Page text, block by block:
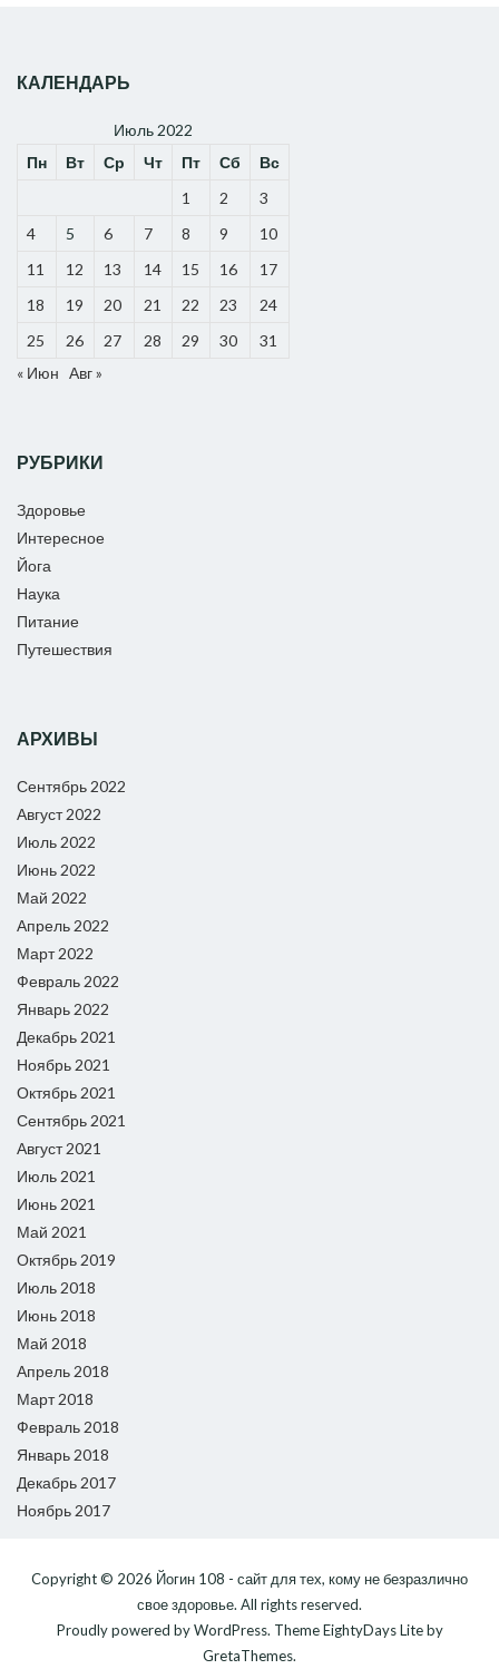
КАЛЕНДАРЬ
Июль 2022
Пн
Вт Ср Чт Пт Сб
Вс
1
2
3
4
5 6 7 8 9
10
11
12 13 14 15 16
17
18
19 20 21 22 23
24
25
26 27 28 29 30
31
« Июн Авг »
РУБРИКИ
Здоровье
Интересное
Йога
Наука
Питание
Путешествия
АРХИВЫ
Сентябрь 2022
Август 2022
Июль 2022
Июнь 2022
Май 2022
Апрель 2022
Март 2022
Февраль 2022
Январь 2022
Декабрь 2021
Ноябрь 2021
Октябрь 2021
Сентябрь 2021
Август 2021
Июль 2021
Июнь 2021
Май 2021
Октябрь 2019
Июль 2018
Июнь 2018
Май 2018
Апрель 2018
Март 2018
Февраль 2018
Январь 2018
Декабрь 2017
Ноябрь 2017
Copyright © 2026 Йогин 108 - сайт для тех, кому не безразлично
свое здоровье. All rights reserved.
Proudly powered byWordPress. ThemeEightyDays Liteby
GretaThemes.